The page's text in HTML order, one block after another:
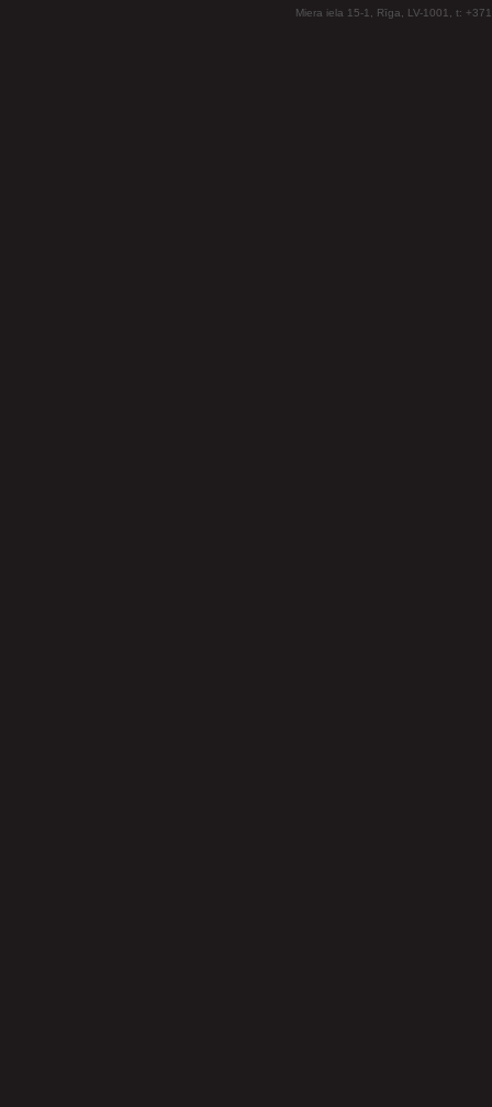
Miera iela 15-1, Rīga, LV-1001, t: